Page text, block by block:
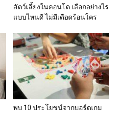
สัตว์เลี้ยงในคอนโด เลือกอย่างไร
แบบไหนดี ไม่มีเดือดร้อนใคร
พบ 10 ประโยชน์จากบอร์ดเกม